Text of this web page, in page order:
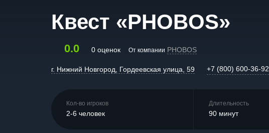
Квест «PHOBOS»
0.0 0 оценок От компании PHOBOS
г. Нижний Новгород, Гордеевская улица, 59 +7 (800) 600-36-92
Кол-во игроков
2-6 человек
Длительность
90 минут